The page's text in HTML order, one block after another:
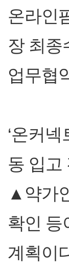
온라인
장 최종
업무협
‘온커
동 입고
▲약가
확인 등
계획이